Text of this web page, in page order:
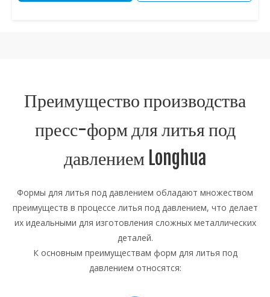
Преимущество производства
пресс-форм для литья под
давлением Longhua
Формы для литья под давлением обладают множеством
преимуществ в процессе литья под давлением, что делает
их идеальными для изготовления сложных металлических
деталей.
К основным преимуществам форм для литья под
давлением относятся: